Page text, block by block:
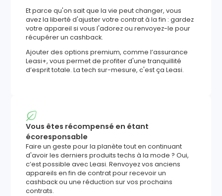
Et parce qu'on sait que la vie peut changer, vous
avez la liberté d'ajuster votre contrat à la fin : gardez
votre appareil si vous l'adorez ou renvoyez-le pour
récupérer un cashback.
Ajouter des options premium, comme l’assurance
Leasi+, vous permet de profiter d'une tranquillité
d’esprit totale. La tech sur-mesure, c'est ça Leasi.
Vous êtes récompensé en étant
écoresponsable
Faire un geste pour la planète tout en continuant
d'avoir les derniers produits techs à la mode ? Oui,
c’est possible avec Leasi. Renvoyez vos anciens
appareils en fin de contrat pour recevoir un
cashback ou une réduction sur vos prochains
contrats.